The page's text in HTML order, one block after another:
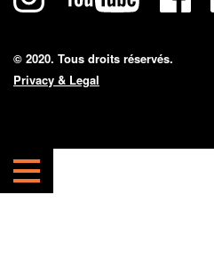
Carrières
© 2020. Tous droits réservés.
Privacy & Legal